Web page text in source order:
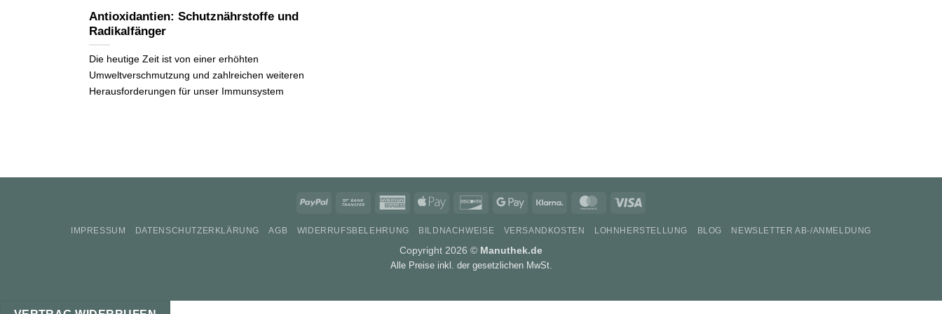
Antioxidantien: Schutznährstoffe und
Radikalfänger
Die heutige Zeit ist von einer erhöhten
Umweltverschmutzung und zahlreichen weiteren
Herausforderungen für unser Immunsystem
PayPal
Bank
AmericanApple
DiscoverGoogle
Klarna MasterCard
IMPRESSUM DATENSCHUTZERKLÄRUNG AGB WIDERRUFSBELEHRUNG BILDNACHWEISE VERSANDKOSTEN LOHNHERSTELLUNG BLOG NEWSLETTER AB-/ANMELDUNG
Copyright 2026 © Manuthek.de
Alle Preise inkl. der gesetzlichen MwSt.